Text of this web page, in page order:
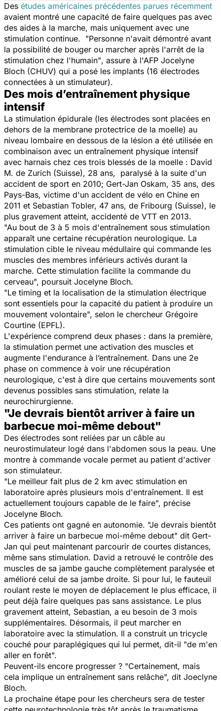
Des études américaines précédentes parues récemment
avaient montré une capacité de faire quelques pas avec
des aides à la marche, mais uniquement avec une
stimulation continue. "Personne n'avait démontré avant
la possibilité de bouger ou marcher après l'arrêt de la
stimulation chez l'humain", assure à l'AFP Jocelyne
Bloch (CHUV) qui a posé les implants (16 électrodes
connectées à un stimulateur).
Des mois d’entraînement physique
intensif
La stimulation épidurale (les électrodes sont placées en
dehors de la membrane protectrice de la moelle) au
niveau lombaire en dessous de la lésion a été utilisée en
combinaison avec un entraînement physique intensif
avec harnais chez ces trois blessés de la moelle : David
M. de Zurich (Suisse), 28 ans, paralysé à la suite d'un
accident de sport en 2010; Gert-Jan Oskam, 35 ans, des
Pays-Bas, victime d'un accident de vélo en Chine en
2011 et Sebastian Tobler, 47 ans, de Fribourg (Suisse), le
plus gravement atteint, accidenté de VTT en 2013.
"Au bout de 3 à 5 mois d'entraînement sous stimulation
apparaît une certaine récupération neurologique. La
stimulation cible le niveau médullaire qui commande les
muscles des membres inférieurs activés durant la
marche. Cette stimulation facilite la commande du
cerveau", poursuit Jocelyne Bloch.
"Le timing et la localisation de la stimulation électrique
sont essentiels pour la capacité du patient à produire un
mouvement volontaire", selon le chercheur Grégoire
Courtine (EPFL).
L'expérience comprend deux phases : dans la première,
la stimulation permet une activation des muscles et
augmente l'endurance à l’entraînement. Dans une 2e
phase on commence à voir une récupération
neurologique, c'est à dire que certains mouvements sont
devenus possibles sans stimulation, relate la
neurochirurgienne.
"Je devrais bientôt arriver à faire un
barbecue moi-même debout"
Des électrodes sont reliées par un câble au
neurostimulateur logé dans l'abdomen sous la peau. Une
montre à commande vocale permet au patient d'activer
son stimulateur.
"Le meilleur fait plus de 2 km avec stimulation en
laboratoire après plusieurs mois d'entraînement. Il est
actuellement toujours capable de le faire", précise
Jocelyne Bloch.
Ces patients ont gagné en autonomie. "Je devrais bientôt
arriver à faire un barbecue moi-même debout" dit Gert-
Jan qui peut maintenant parcourir de courtes distances,
même sans stimulation. David a retrouvé le contrôle des
muscles de sa jambe gauche complètement paralysée et
amélioré celui de sa jambe droite. Si pour lui, le fauteuil
roulant reste le moyen de déplacement le plus efficace, il
peut déjà faire quelques pas sans assistance. Le plus
gravement atteint, Sebastian, a eu besoin de 3 mois
supplémentaires. Désormais, il peut marcher en
laboratoire avec la stimulation. Il a construit un tricycle
couché pour paraplégiques qui lui permet, dit-il "de m'en
aller en forêt".
Peuvent-ils encore progresser ? "Certainement, mais
cela implique un entraînement sans relâche", dit Joeclyne
Bloch.
La prochaine étape pour les chercheurs sera de tester